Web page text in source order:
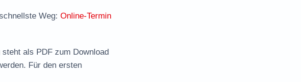
Weg: Online-Termin
als PDF zum Download
Für den ersten